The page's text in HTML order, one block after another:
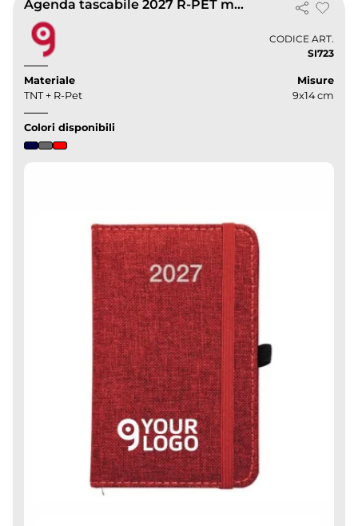
Agenda tascabile 2027 R-PET mélange, rigida, 9x14cm con elastico
CODICE ART.
SI723
Materiale
TNT + R-Pet
Misure
9x14 cm
Colori disponibili